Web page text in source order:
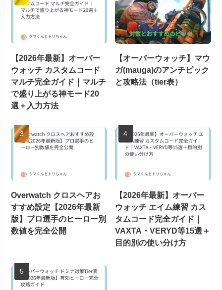
【2026年最新】オーバー
ウォッチ カスタムコード
マルチ完全ガイド｜マルチ
で盛り上がる神モード20
選＋入力方法
【オーバーウォッチ】マウ
ガ(mauga)のアンチピック
と攻略法（tier表）
Overwatch クロスヘアお
すすめ設定【2026年最新
版】プロ選手のヒーロー別
数値を完全公開
【2026年最新】オーバー
ウォッチ エイム練習 カス
タムコード完全ガイド｜
VAXTA・VERYD等15選＋
目的別の使い分け方